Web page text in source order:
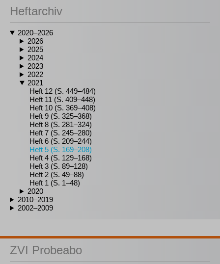
Heftarchiv
2020–2026
2026
2025
2024
2023
2022
2021
Heft 12 (S. 449–484)
Heft 11 (S. 409–448)
Heft 10 (S. 369–408)
Heft 9 (S. 325–368)
Heft 8 (S. 281–324)
Heft 7 (S. 245–280)
Heft 6 (S. 209–244)
Heft 5 (S. 169–208)
Heft 4 (S. 129–168)
Heft 3 (S. 89–128)
Heft 2 (S. 49–88)
Heft 1 (S. 1–48)
2020
2010–2019
2002–2009
ZVI Probeabo